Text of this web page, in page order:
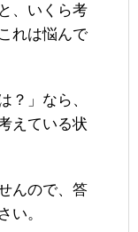
、いくら考
れは悩んで
？」なら、
えている状
んので、答
い。